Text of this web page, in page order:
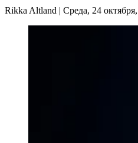
Rikka Altland | Среда, 24